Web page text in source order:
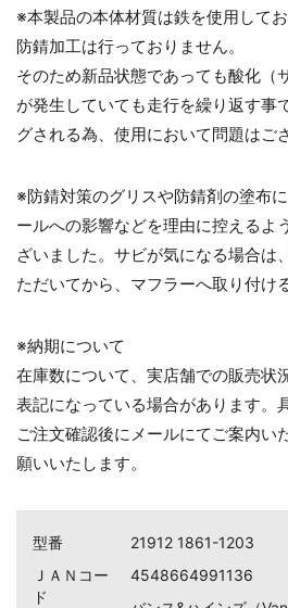
※本製品の本体材質は鉄を使用して
防錆加工は行っておりません。
そのため新品状態であっても酸化（
が発生していても走行を繰り返す事
グされる為、使用において問題はご
※防錆対策のグリスや防錆剤の塗布
ールへの影響などを理由に控えるよ
ざいました。サビが気になる場合は
ただいてから、マフラーへ取り付け
※納期について
在庫数について、実店舗での販売状
表記になっている場合があります。
ご注文確認後にメールにてご案内い
願いいたします。
型番
21912 1861-1203
ＪＡＮコー
ド
4548664991136
お買い物を続ける